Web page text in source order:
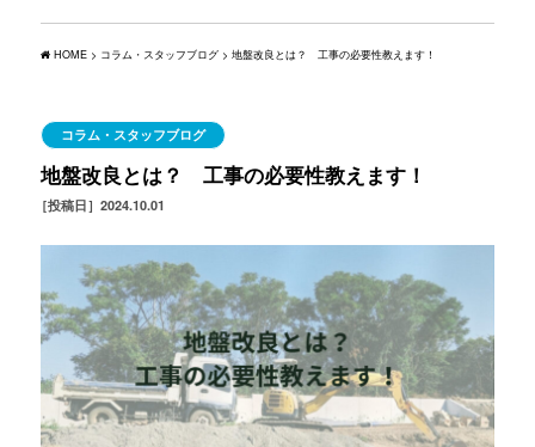
HOME > コラム・スタッフブログ >地盤改良とは？ 工事の必要性教えます！
コラム・スタッフブログ
地盤改良とは？ 工事の必要性教えます！
［投稿日］2024.10.01